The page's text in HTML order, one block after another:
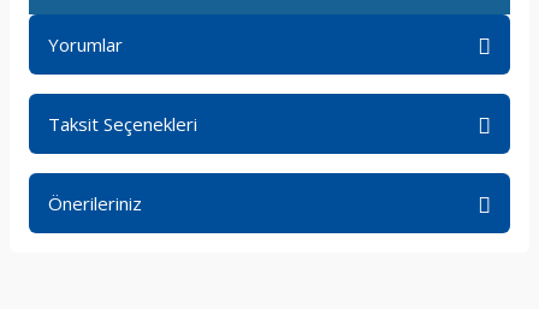
Yorumlar
Taksit Seçenekleri
Önerileriniz